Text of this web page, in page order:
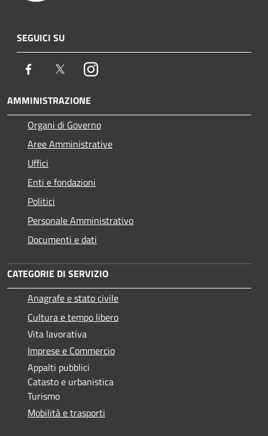
SEGUICI SU
Facebook TwitterInstagram
AMMINISTRAZIONE
Organi di Governo
Aree Amministrative
Uffici
Enti e fondazioni
Politici
Personale Amministrativo
Documenti e dati
CATEGORIE DI SERVIZIO
Anagrafe e stato civile
Cultura e tempo libero
Vita lavorativa
Imprese e Commercio
Appalti pubblici
Catasto e urbanistica
Turismo
Mobilità e trasporti